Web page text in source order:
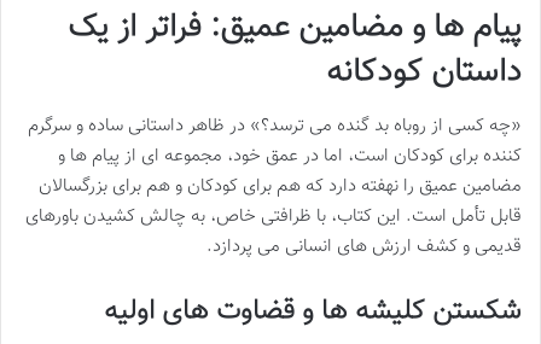
پیام ها و مضامین عمیق: فراتر از یک
داستان کودکانه
«چه کسی از روباه بد گنده می ترسد؟» در ظاهر داستانی ساده و سرگرم
کننده برای کودکان است، اما در عمق خود، مجموعه ای از پیام ها و
مضامین عمیق را نهفته دارد که هم برای کودکان و هم برای بزرگسالان
قابل تأمل است. این کتاب، با ظرافتی خاص، به چالش کشیدن باورهای
قدیمی و کشف ارزش های انسانی می پردازد.
شکستن کلیشه ها و قضاوت های اولیه